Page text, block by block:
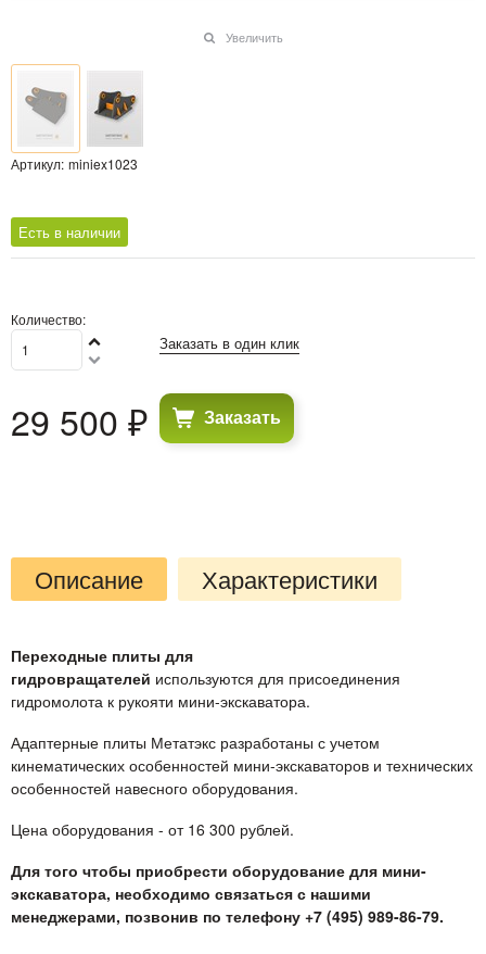
Увеличить
Артикул: miniex1023
Есть в наличии
Количество:
29 500 ₽
Заказать в один клик
Заказать
Описание Характеристики
Переходные плиты для
гидровращателей используются для присоединения
гидромолота к рукояти мини-экскаватора.
Адаптерные плиты Метатэкс разработаны с учетом
кинематических особенностей мини-экскаваторов и технических
особенностей навесного оборудования.
Цена оборудования - от 16 300 рублей.
Для того чтобы приобрести оборудование для мини-
экскаватора, необходимо связаться с нашими
менеджерами, позвонив по телефону +7 (495) 989-86-79.